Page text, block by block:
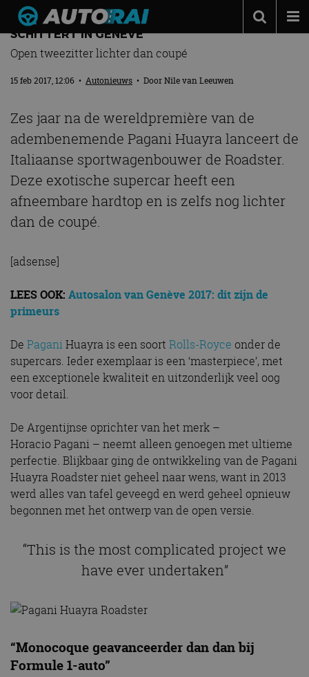
Autonieuws
Automerken
Adverteren
Contact
MotorRAI.nl
PEPERDURE PAGANI HUAYRA ROADSTER
SCHITTERT IN GENÈVE
Open tweezitter lichter dan coupé
15 feb 2017, 12:06 • Autonieuws • DoorNile van Leeuwen
Zes jaar na de wereldpremière van de
adembenemende Pagani Huayra lanceert de
Italiaanse sportwagenbouwer de Roadster.
Deze exotische supercar heeft een
afneembare hardtop en is zelfs nog lichter
dan de coupé.
[adsense]
LEES OOK: Autosalon van Genève 2017: dit zijn de
primeurs
De Pagani Huayra is een soort Rolls-Royce onder de
supercars. Ieder exemplaar is een ‘masterpiece’, met
een exceptionele kwaliteit en uitzonderlijk veel oog
voor detail.
De Argentijnse oprichter van het merk –
Horacio Pagani – neemt alleen genoegen met ultieme
perfectie. Blijkbaar ging de ontwikkeling van de Pagani
Huayra Roadster niet geheel naar wens, want in 2013
werd alles van tafel geveegd en werd geheel opnieuw
begonnen met het ontwerp van de open versie.
“This is the most complicated project we
have ever undertaken”
“Monocoque geavanceerder dan dan bij
Formule 1-auto”